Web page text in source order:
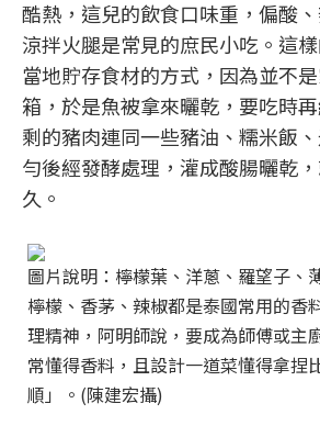
酷熱，這兒的飲食口味重，偏酸
涼拌火腿是常見的庶民小吃。這
當地貯存食材的方式，因為並不
箱，於是魚被拿來曬乾，要吃時
剩的豬肉連同一些豬油、糯米飯
勻後經發酵處理，灌成酸腸曬乾
久。
圖片說明：檸檬葉、洋蔥、羅望子、
檸檬、香茅、辣椒都是泰國常用的香
理精神，阿明師說，要成為師傅或主
常懂得香料，且設計一道菜懂得拿捏
順」。(陳建宏攝)